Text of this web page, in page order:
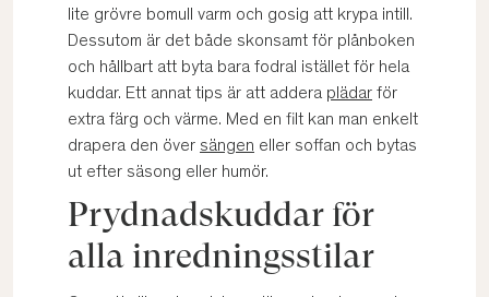
lite grövre bomull varm och gosig att krypa intill.
Dessutom är det både skonsamt för plånboken
och hållbart att byta bara fodral istället för hela
kuddar. Ett annat tips är att addera plädar för
extra färg och värme. Med en filt kan man enkelt
drapera den över sängen eller soffan och bytas
ut efter säsong eller humör.
Prydnadskuddar för
alla inredningsstilar